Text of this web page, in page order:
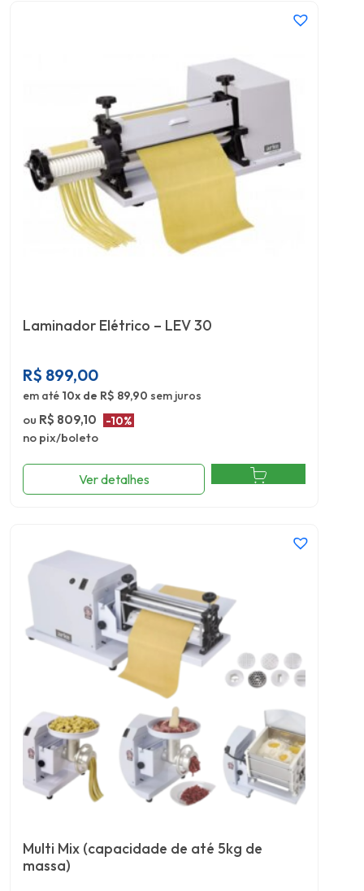
Laminador Elétrico – LEV 30
R$ 899,00
em até 10x de R$ 89,90 sem juros
ou R$ 809,10 -10%
no pix/boleto
Ver detalhes
Multi Mix (capacidade de até 5kg de
massa)